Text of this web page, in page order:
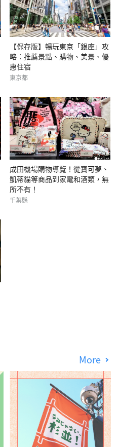
【保存版】暢玩東京「銀座」攻
略：推薦景點、購物、美景、優
惠住宿
東京都
成田機場購物導覽！從寶可夢、
凱蒂貓等商品到家電和酒類，無
所不有！
千葉縣
More